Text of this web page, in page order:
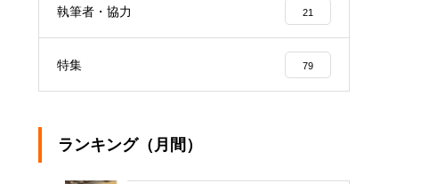
執筆者・協力 21
特集 79
ランキング（月間）